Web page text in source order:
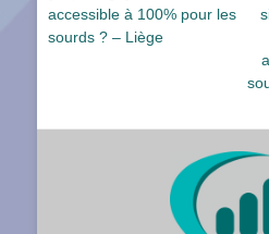
l’article
précédent :
accessible à 100% pour les
sourds ? – Liège